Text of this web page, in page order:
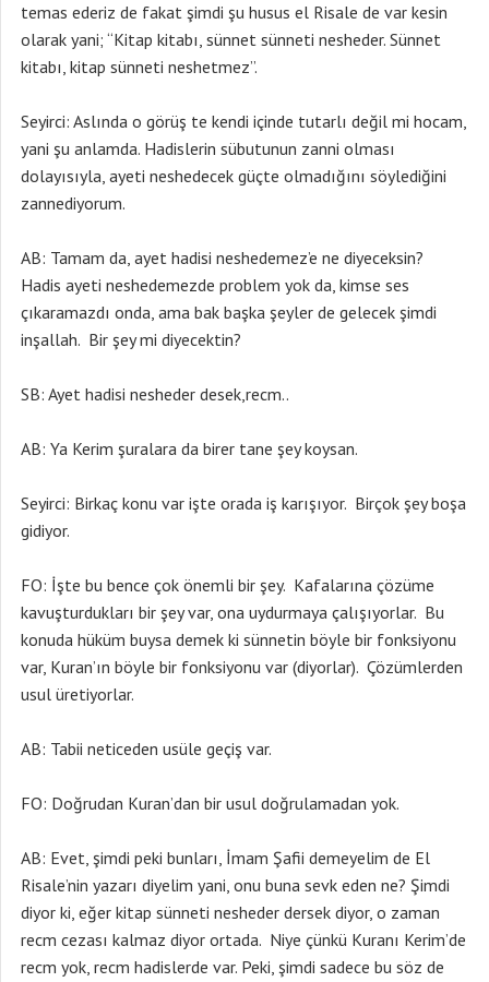
temas ederiz de fakat şimdi şu husus el Risale de var kesin
olarak yani; “Kitap kitabı, sünnet sünneti nesheder. Sünnet
kitabı, kitap sünneti neshetmez”.
Seyirci: Aslında o görüş te kendi içinde tutarlı değil mi hocam,
yani şu anlamda. Hadislerin sübutunun zanni olması
dolayısıyla, ayeti neshedecek güçte olmadığını söylediğini
zannediyorum.
AB: Tamam da, ayet hadisi neshedemez’e ne diyeceksin?
Hadis ayeti neshedemezde problem yok da, kimse ses
çıkaramazdı onda, ama bak başka şeyler de gelecek şimdi
inşallah. Bir şey mi diyecektin?
SB: Ayet hadisi nesheder desek,recm..
AB: Ya Kerim şuralara da birer tane şey koysan.
Seyirci: Birkaç konu var işte orada iş karışıyor. Birçok şey boşa
gidiyor.
FO: İşte bu bence çok önemli bir şey. Kafalarına çözüme
kavuşturdukları bir şey var, ona uydurmaya çalışıyorlar. Bu
konuda hüküm buysa demek ki sünnetin böyle bir fonksiyonu
var, Kuran’ın böyle bir fonksiyonu var (diyorlar). Çözümlerden
usul üretiyorlar.
AB: Tabii neticeden usüle geçiş var.
FO: Doğrudan Kuran’dan bir usul doğrulamadan yok.
AB: Evet, şimdi peki bunları, İmam Şafii demeyelim de El
Risale’nin yazarı diyelim yani, onu buna sevk eden ne? Şimdi
diyor ki, eğer kitap sünneti nesheder dersek diyor, o zaman
recm cezası kalmaz diyor ortada. Niye çünkü Kuranı Kerim’de
recm yok, recm hadislerde var. Peki, şimdi sadece bu söz de